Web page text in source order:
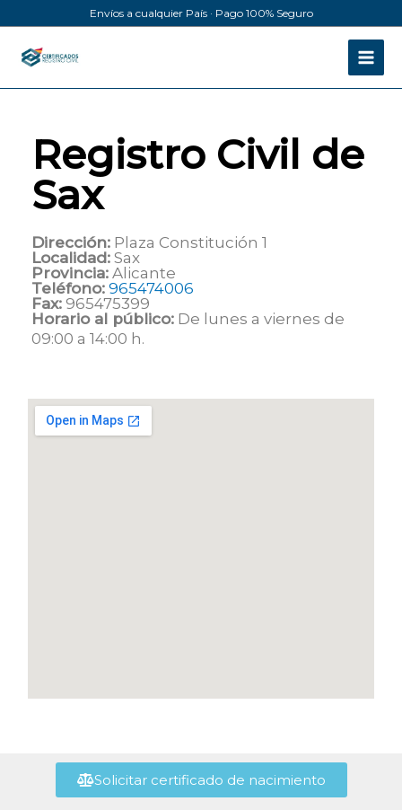
al
contenido
Envíos a cualquier País · Pago 100% Seguro
Registro Civil de
Sax
Dirección: Plaza Constitución 1
Localidad: Sax
Provincia: Alicante
Teléfono: 965474006
Fax: 965475399
Horario al público: De lunes a viernes de
09:00 a 14:00 h.
Solicitar certificado de nacimiento